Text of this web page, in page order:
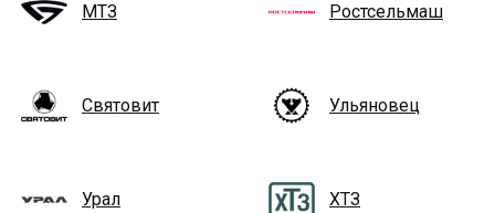
МТЗ Ростсельмаш
Святовит Ульяновец
Урал ХТЗ